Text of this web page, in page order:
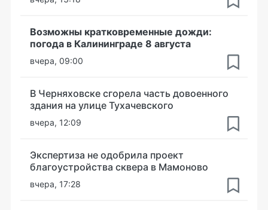
Возможны кратковременные дожди:
погода в Калининграде 8 августа
вчера, 09:00
В Черняховске сгорела часть довоенного
здания на улице Тухачевского
вчера, 12:09
Экспертиза не одобрила проект
благоустройства сквера в Мамоново
вчера, 17:28